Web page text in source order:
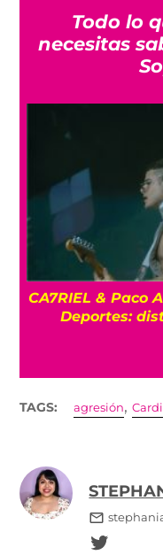
Todo lo
necesitas
ENTREVISTA
Un último
TAGS: agresión,